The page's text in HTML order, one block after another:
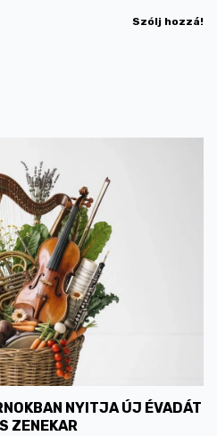
Szólj hozzá!
NYITJA ÚJ ÉVADÁT
ZENEKAR